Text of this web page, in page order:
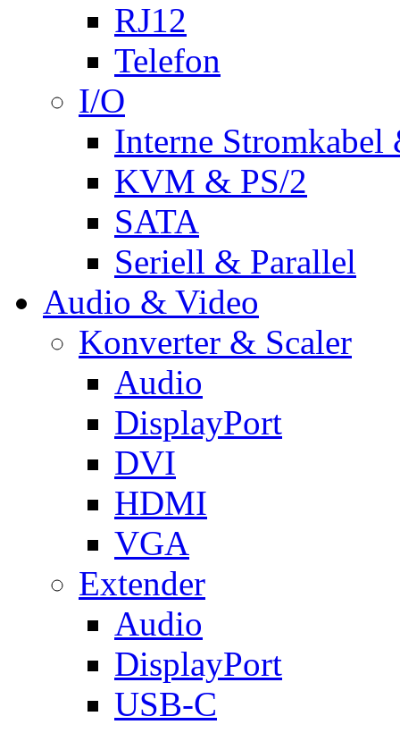
RJ12
Telefon
I/O
Interne Stromkabel
KVM & PS/2
SATA
Seriell & Parallel
Audio & Video
Konverter & Scaler
Audio
DisplayPort
DVI
HDMI
VGA
Extender
Audio
DisplayPort
USB-C